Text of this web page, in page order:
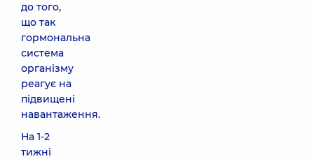
до того,
що так
гормональна
система
організму
реагує на
підвищені
навантаження.
На 1-2
тижні